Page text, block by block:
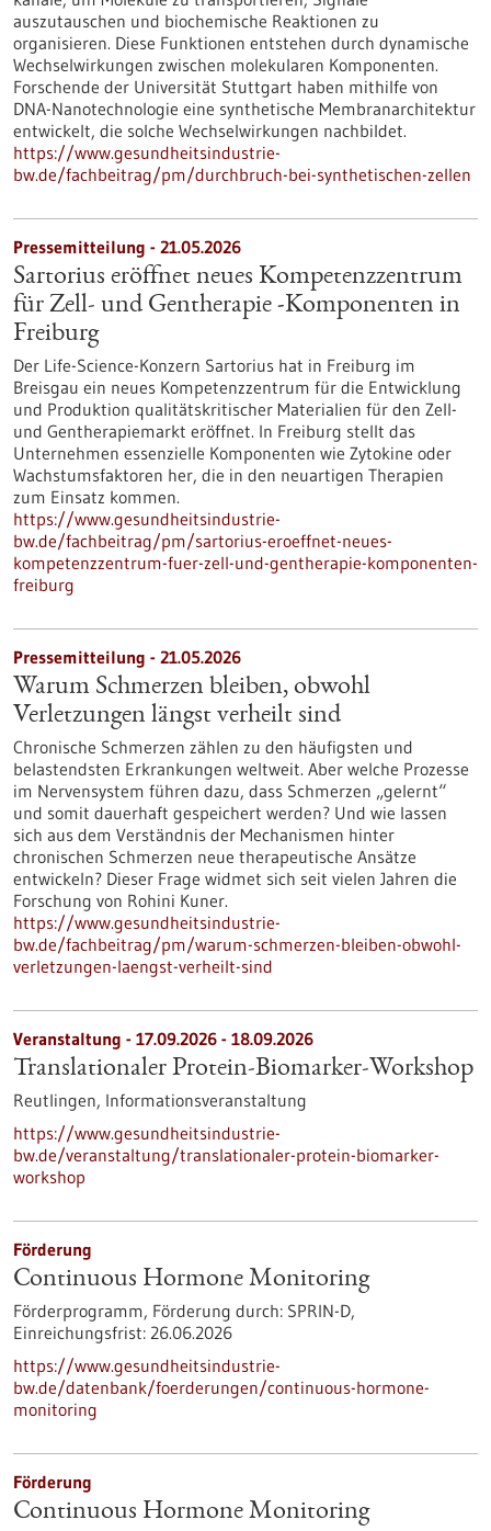
auszutauschen und biochemische Reaktionen zu
organisieren. Diese Funktionen entstehen durch dynamische
Wechselwirkungen zwischen molekularen Komponenten.
Forschende der Universität Stuttgart haben mithilfe von
DNA-Nanotechnologie eine synthetische Membranarchitektur
entwickelt, die solche Wechselwirkungen nachbildet.
https://www.gesundheitsindustrie-
bw.de/fachbeitrag/pm/durchbruch-bei-synthetischen-zellen
Pressemitteilung - 21.05.2026
Sartorius eröffnet neues Kompetenzzentrum
für Zell- und Gentherapie ‑Komponenten in
Freiburg
Der Life-Science-Konzern Sartorius hat in Freiburg im
Breisgau ein neues Kompetenzzentrum für die Entwicklung
und Produktion qualitätskritischer Materialien für den Zell-
und Gentherapiemarkt eröffnet. In Freiburg stellt das
Unternehmen essenzielle Komponenten wie Zytokine oder
Wachstumsfaktoren her, die in den neuartigen Therapien
zum Einsatz kommen.
https://www.gesundheitsindustrie-
bw.de/fachbeitrag/pm/sartorius-eroeffnet-neues-
kompetenzzentrum-fuer-zell-und-gentherapie-komponenten-
freiburg
Pressemitteilung - 21.05.2026
Warum Schmerzen bleiben, obwohl
Verletzungen längst verheilt sind
Chronische Schmerzen zählen zu den häufigsten und
belastendsten Erkrankungen weltweit. Aber welche Prozesse
im Nervensystem führen dazu, dass Schmerzen „gelernt“
und somit dauerhaft gespeichert werden? Und wie lassen
sich aus dem Verständnis der Mechanismen hinter
chronischen Schmerzen neue therapeutische Ansätze
entwickeln? Dieser Frage widmet sich seit vielen Jahren die
Forschung von Rohini Kuner.
https://www.gesundheitsindustrie-
bw.de/fachbeitrag/pm/warum-schmerzen-bleiben-obwohl-
verletzungen-laengst-verheilt-sind
Veranstaltung - 17.09.2026 - 18.09.2026
Translationaler Protein-Biomarker-Workshop
Reutlingen, Informationsveranstaltung
https://www.gesundheitsindustrie-
bw.de/veranstaltung/translationaler-protein-biomarker-
workshop
Förderung
Continuous Hormone Monitoring
Förderprogramm, Förderung durch: SPRIN-D,
Einreichungsfrist: 26.06.2026
https://www.gesundheitsindustrie-
bw.de/datenbank/foerderungen/continuous-hormone-
monitoring
Förderung
Continuous Hormone Monitoring